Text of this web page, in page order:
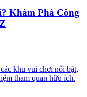
Khám Phá Công
khu vui chơi nổi bật,
tham quan hữu ích.